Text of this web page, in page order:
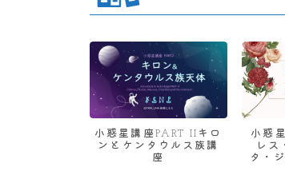
小惑星講座PART IIキロ
ンとケンタウルス族講
座
小惑
レス
タ・